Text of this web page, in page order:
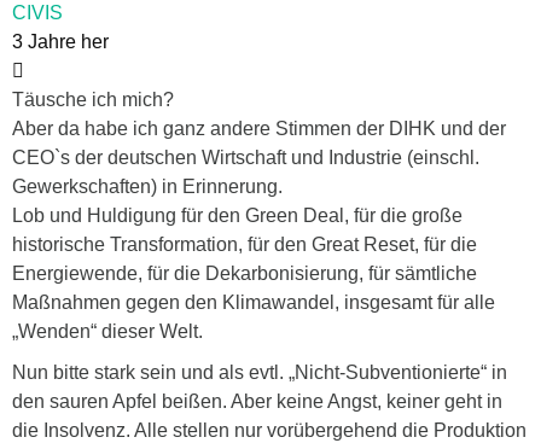
CIVIS
3 Jahre her
Täusche ich mich?
Aber da habe ich ganz andere Stimmen der DIHK und der
CEO`s der deutschen Wirtschaft und Industrie (einschl.
Gewerkschaften) in Erinnerung.
Lob und Huldigung für den Green Deal, für die große
historische Transformation, für den Great Reset, für die
Energiewende, für die Dekarbonisierung, für sämtliche
Maßnahmen gegen den Klimawandel, insgesamt für alle
„Wenden“ dieser Welt.
Nun bitte stark sein und als evtl. „Nicht-Subventionierte“ in
den sauren Apfel beißen. Aber keine Angst, keiner geht in
die Insolvenz. Alle stellen nur vorübergehend die Produktion